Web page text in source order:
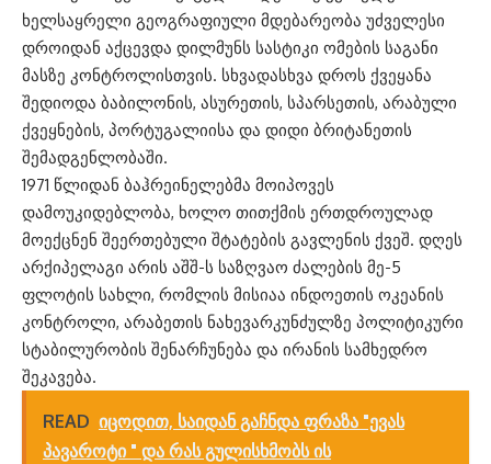
ხელსაყრელი გეოგრაფიული მდებარეობა უძველესი
დროიდან აქცევდა დილმუნს სასტიკი ომების საგანი
მასზე კონტროლისთვის. სხვადასხვა დროს ქვეყანა
შედიოდა ბაბილონის, ასურეთის, სპარსეთის, არაბული
ქვეყნების, პორტუგალიისა და დიდი ბრიტანეთის
შემადგენლობაში.
1971 წლიდან ბაჰრეინელებმა მოიპოვეს
დამოუკიდებლობა, ხოლო თითქმის ერთდროულად
მოექცნენ შეერთებული შტატების გავლენის ქვეშ. დღეს
არქიპელაგი არის აშშ-ს საზღვაო ძალების მე-5
ფლოტის სახლი, რომლის მისიაა ინდოეთის ოკეანის
კონტროლი, არაბეთის ნახევარკუნძულზე პოლიტიკური
სტაბილურობის შენარჩუნება და ირანის სამხედრო
შეკავება.
READ იცოდით, საიდან გაჩნდა ფრაზა "ევას
პავაროტი " და რას გულისხმობს ის